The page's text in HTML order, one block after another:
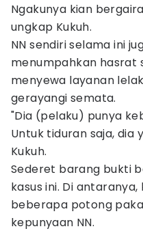
Ngakunya kian
ungkap Kukuh.
NN sendiri selama ini
menumpahkan hasrat
menyewa layanan
gerayangi semata.
"Dia (pelaku) punya
Untuk tiduran saja, dia
Kukuh.
Sederet barang bukti
kasus ini. Di
beberapa potong
kepunyaan NN.